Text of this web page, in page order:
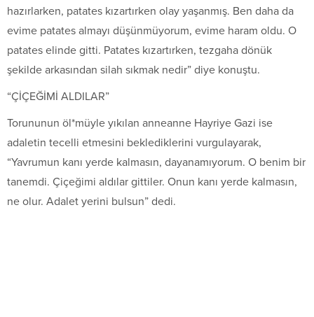
hazırlarken, patates kızartırken olay yaşanmış. Ben daha da
evime patates almayı düşünmüyorum, evime haram oldu. O
patates elinde gitti. Patates kızartırken, tezgaha dönük
şekilde arkasından silah sıkmak nedir” diye konuştu.
“ÇİÇEĞİMİ ALDILAR”
Torununun öl*müyle yıkılan anneanne Hayriye Gazi ise
adaletin tecelli etmesini beklediklerini vurgulayarak,
“Yavrumun kanı yerde kalmasın, dayanamıyorum. O benim bir
tanemdi. Çiçeğimi aldılar gittiler. Onun kanı yerde kalmasın,
ne olur. Adalet yerini bulsun” dedi.